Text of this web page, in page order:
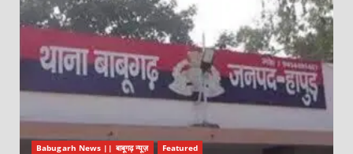
Babugarh News || बाबूगढ़ न्यूज़ Featured